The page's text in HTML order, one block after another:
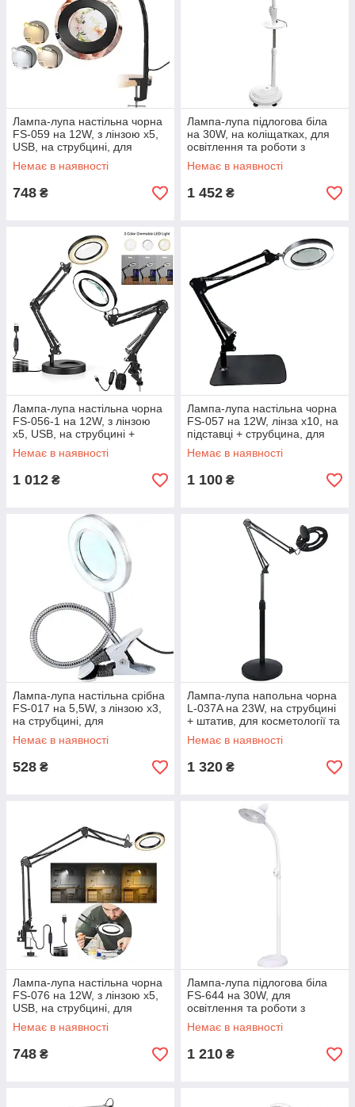
Лампа-лупа настільна чорна
FS-059 на 12W, з лінзою х5,
USB, на струбцині, для
косметології та манікюру
Немає в наявності
748 ₴
Лампа-лупа підлогова біла
на 30W, на коліщатках, для
освітлення та роботи з
дрібними деталями №2
Немає в наявності
1 452 ₴
Лампа-лупа настільна чорна
FS-056-1 на 12W, з лінзою
х5, USB, на струбцині +
підставка, для косметології та
манікюру
Немає в наявності
1 012 ₴
Лампа-лупа настільна чорна
FS-057 на 12W, лінза х10, на
підставці + струбцина, для
освітлення та роботи з
дрібними деталями
Немає в наявності
1 100 ₴
Лампа-лупа настільна срібна
FS-017 на 5,5W, з лінзою х3,
на струбцині, для
косметології та манікюру
Немає в наявності
528 ₴
Лампа-лупа напольна чорна
L-037A на 23W, на струбцині
+ штатив, для косметології та
манікюру
Немає в наявності
1 320 ₴
Лампа-лупа настільна чорна
FS-076 на 12W, з лінзою х5,
USB, на струбцині, для
косметології та манікюру
Немає в наявності
748 ₴
Лампа-лупа підлогова біла
FS-644 на 30W, для
освітлення та роботи з
дрібними деталями
Немає в наявності
1 210 ₴